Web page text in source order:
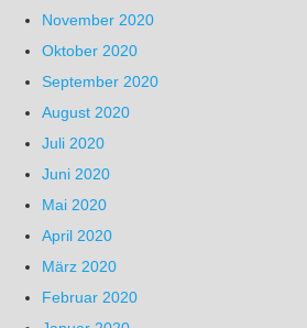
November 2020
Oktober 2020
September 2020
August 2020
Juli 2020
Juni 2020
Mai 2020
April 2020
März 2020
Februar 2020